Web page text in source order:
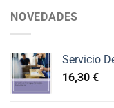
NOVEDADES
Servicio
16,30 €